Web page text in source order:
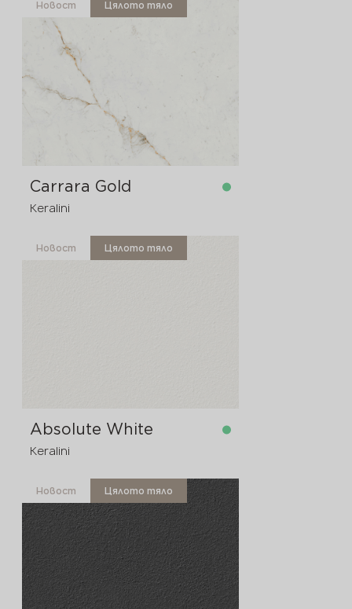
3200x1600x20 мм
Новост Цялото тяло
Carrara Gold
Keralini
Новост Цялото тяло
Absolute White
Keralini
3200x1600x12 мм в наличност
Новост Цялото тяло